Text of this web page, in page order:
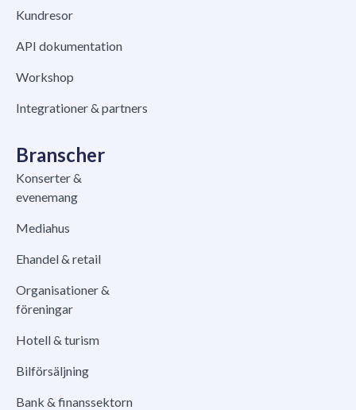
Kundresor
API dokumentation
Workshop
Integrationer & partners
Branscher
Konserter &
evenemang
Mediahus
Ehandel & retail
Organisationer &
föreningar
Hotell & turism
Bilförsäljning
Bank & finanssektorn